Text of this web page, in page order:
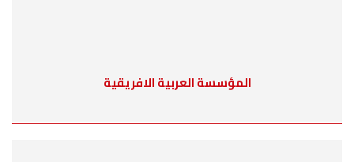
المؤسسة العربية الافريقية